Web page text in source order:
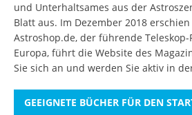
und Unterhaltsames aus der
Blatt aus. Im Dezember 2018
Astroshop.de, der führende
Europa, führt die Website des
Sie sich an und werden Sie aktiv in
GEEIGNETE BÜCHER FÜR DEN